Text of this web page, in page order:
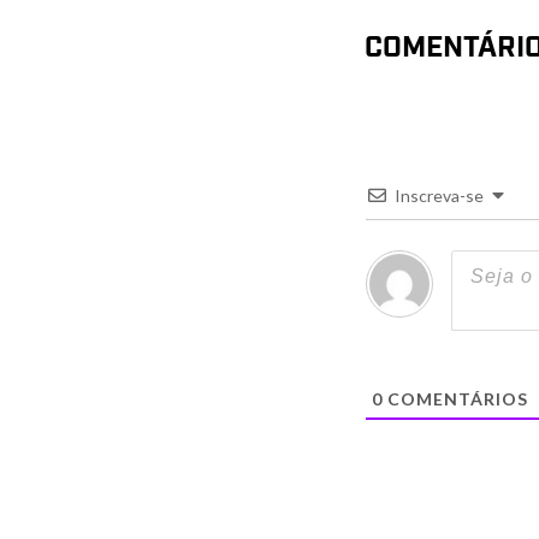
Inscreva-se
0COMENTÁRIOS